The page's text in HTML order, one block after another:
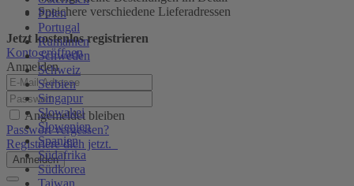
Polen
Portugal
Rumänien
Schweden
Schweiz
Serbien
Singapur
Slowakei
Slowenien
Spanien
Südafrika
Südkorea
Taiwan
Speichere verschiedene Lieferadressen
Jetzt kostenlos registrieren
Konto eröffnen
Anmelden
Angemeldet bleiben
Passwort vergessen?
Registriere dich jetzt.
Anmelden